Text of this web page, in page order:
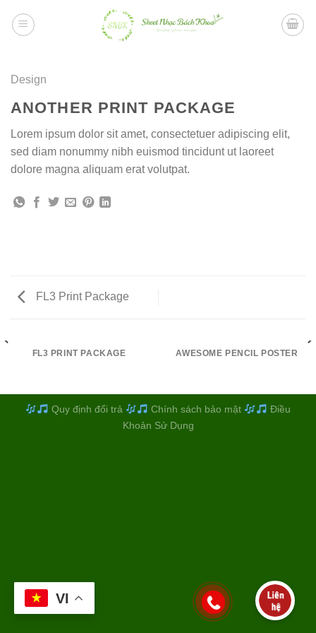
qua
Design
ANOTHER PRINT PACKAGE
Lorem ipsum dolor sit amet, consectetuer adipiscing elit,
sed diam nonummy nibh euismod tincidunt ut laoreet
dolore magna aliquam erat volutpat.
FL3 Print Package
FL3 PRINT PACKAGE AWESOME PENCIL POSTER
Quy định đổi trả Chính sách bảo mật
Điều
Khoản Sử Dụng
VI